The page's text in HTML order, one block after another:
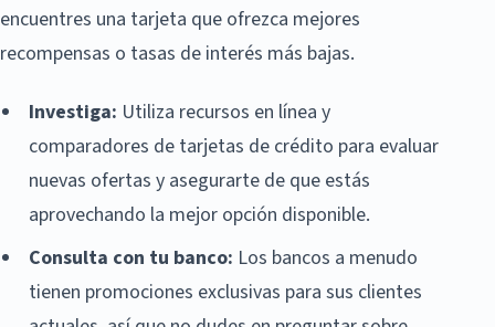
encuentres una tarjeta que ofrezca mejores
recompensas o tasas de interés más bajas.
Investiga: Utiliza recursos en línea y
comparadores de tarjetas de crédito para evaluar
nuevas ofertas y asegurarte de que estás
aprovechando la mejor opción disponible.
Consulta con tu banco: Los bancos a menudo
tienen promociones exclusivas para sus clientes